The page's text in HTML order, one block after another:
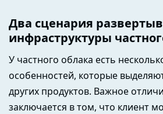
Два сценария
инфраструктуры
У частного облака есть
особенностей, которые
других продуктов. Важное
заключается в том, что клиент